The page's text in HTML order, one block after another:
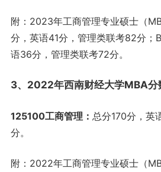
附：2023年工商管理专业硕士（
分，英语41分，管理类联考82分；
语36分，管理类联考72分。
3、2022年西南财经大学MBA分
125100工商管理： 总分170分，英
分。
附：2022年工商管理专业硕士（